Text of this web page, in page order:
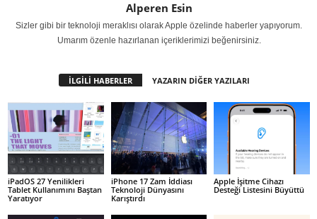
Alperen Esin
Sizler gibi bir teknoloji meraklısı olarak Apple özelinde haberler yapıyorum.
Umarım özenle hazırlanan içeriklerimizi beğenirsiniz.
İLGİLİ HABERLER YAZARIN DİĞER YAZILARI
iPadOS 27 Yenilikleri
Tablet Kullanımını Baştan
Yaratıyor
iPhone 17 Zam İddiası
Teknoloji Dünyasını
Karıştırdı
Apple İşitme Cihazı
Desteği Listesini Büyüttü